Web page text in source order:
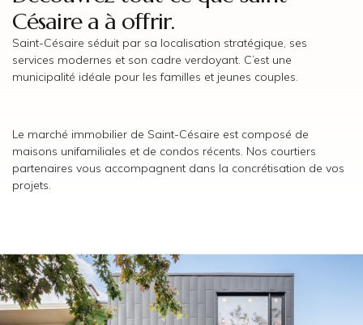
Césaire a à offrir.
Saint-Césaire séduit par sa localisation stratégique, ses
services modernes et son cadre verdoyant. C’est une
municipalité idéale pour les familles et jeunes couples.
Le marché immobilier de Saint-Césaire est composé de
maisons unifamiliales et de condos récents. Nos courtiers
partenaires vous accompagnent dans la concrétisation de vos
projets.